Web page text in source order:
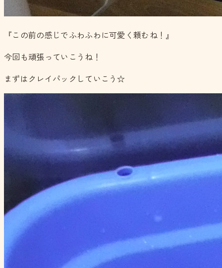
『この前の感じでふわふわに可愛く頼むね！』
今回も頑張っていこうね！
まずはクレイパックしていこう☆